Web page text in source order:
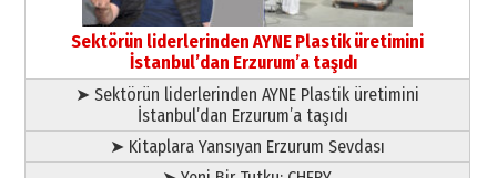
Başkan Sekmen’den Erzurum’a
bir vizyon proje daha!
02 Ağustos 2026 Pazar
Sektörün liderlerinden AYNE Plastik üretimini
İstanbul’dan Erzurum’a taşıdı
➤ Sektörün liderlerinden AYNE Plastik üretimini
İstanbul’dan Erzurum’a taşıdı
➤ Kitaplara Yansıyan Erzurum Sevdası